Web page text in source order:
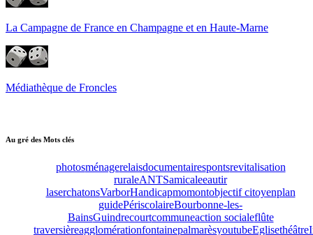
La Campagne de France en Champagne et en Haute-Marne
Médiathèque de Froncles
Au gré des Mots clés
photosménagerelaisdocumentairespontsrevitalisation
ruraleANTSamicaleeautir
laserchatonsVarborHandicapmomontobjectif citoyenplan
guidePériscolaireBourbonne-les-
BainsGuindrecourtcommuneaction socialeflûte
traversièreagglomérationfontainepalmarèsyoutubeEglisethéâtre